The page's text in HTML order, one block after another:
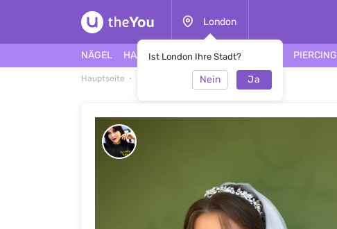
London
Ist London Ihre Stadt?
Nein Ja
NÄGEL HAARE GESICHT TÄTOWIERUNG PIERCING
Hauptseite Frisuren 2021 #46972